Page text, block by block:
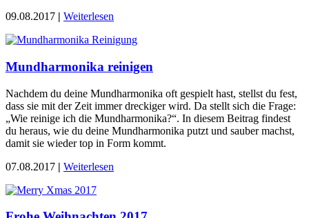
09.08.2017 | Weiterlesen
Mundharmonika reinigen
Nachdem du deine Mundharmonika oft gespielt hast, stellst du fest,
dass sie mit der Zeit immer dreckiger wird. Da stellt sich die Frage:
„Wie reinige ich die Mundharmonika?“. In diesem Beitrag findest
du heraus, wie du deine Mundharmonika putzt und sauber machst,
damit sie wieder top in Form kommt.
07.08.2017 | Weiterlesen